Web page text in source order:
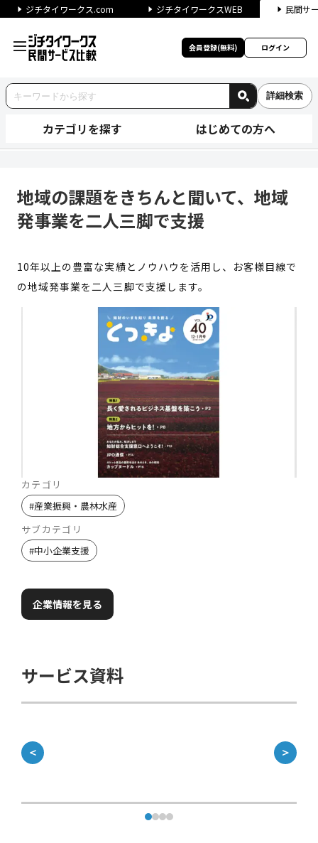
ジチタイワークス.com ジチタイワークスWEB 民間サ
会員登録(無料) ログイン
詳細検索
カテゴリを探す はじめての方へ
地域の課題をきちんと聞いて、地域
発事業を二人三脚で支援
10年以上の​豊富な実績とノウハウを活用し、お客様目線で
の地域発事業を二人三脚で支援します。
カテゴリ
#産業振興・農林水産
サブカテゴリ
#中小企業支援
企業情報を見る
サービス資料
＜ ＞